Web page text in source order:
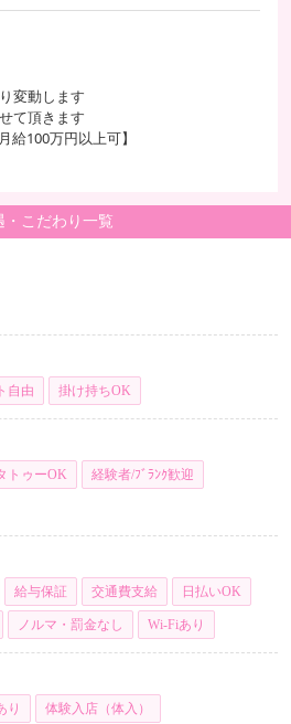
変動します
て頂きます
給100万円以上可】
・こだわり一覧
自由 掛け持ちOK
トゥーOK 経験者/ﾌﾞﾗﾝｸ歓迎
給与保証 交通費支給 日払いOK
ノルマ・罰金なし Wi-Fiあり
り 体験入店（体入）